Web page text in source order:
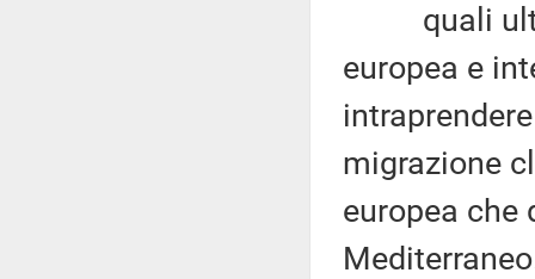
quali
europea e
migrazione
europea che